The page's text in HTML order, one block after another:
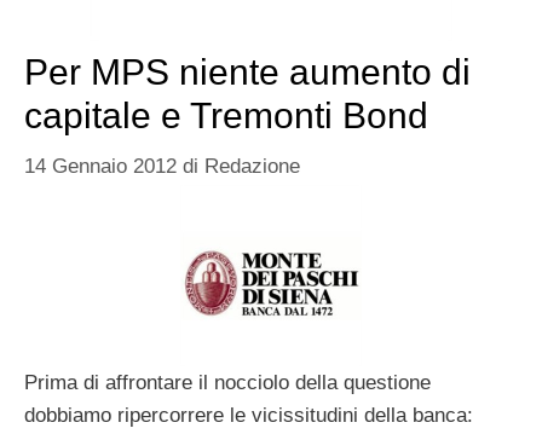
Per MPS niente aumento di
capitale e Tremonti Bond
14 Gennaio 2012 di Redazione
Prima di affrontare il nocciolo della questione
dobbiamo ripercorrere le vicissitudini della banca: